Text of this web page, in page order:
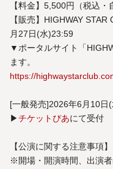
【料金】5,500円（税込
【販売】HIGHWAY
⽉27⽇(水)23:59
▼ポータルサイト「
ます。
https://
[一般発売]2026年6⽉10⽇
▶チケットぴあにて受付
【公演に関する注意事項】
※開場・開演時間、出演